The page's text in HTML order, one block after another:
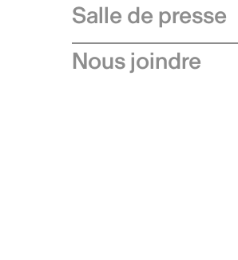
Salle de presse
Communiqués de
Nous joindre